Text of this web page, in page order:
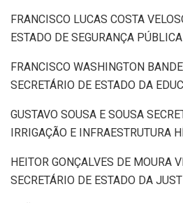
FRANCISCO LUCAS COSTA
ESTADO DE SEGURANÇA PÚBLICA
FRANCISCO WASHINGTON
SECRETÁRIO DE ESTADO DA
GUSTAVO SOUSA E SOUSA
IRRIGAÇÃO E INFRAESTRUTURA
HEITOR GONÇALVES DE MOURA
SECRETÁRIO DE ESTADO DA